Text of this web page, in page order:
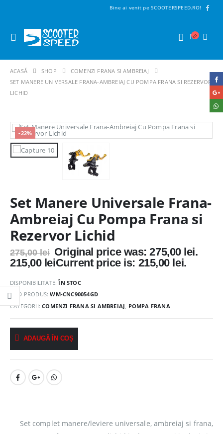
Bine ai venit pe SCOOTERSPEED.RO!
ACASĂ SHOP
COMENZI FRANA SI AMBREIAJ
SET MANERE UNIVERSALE FRANA-AMBREIAJ CU POMPA FRANA SI REZERVOR
LICHID
-22%
Set Manere Universale Frana-
Ambreiaj Cu Pompa Frana si
Rezervor Lichid
275,00lei Original price was: 275,00 lei.
215,00 leiCurrent price is: 215,00 lei.
DISPONIBILITATE:ÎN STOC
COD PRODUS:WM-CNC90054GD
CATEGORII:COMENZI FRANA SI AMBREIAJ POMPA FRANA
ADAUGĂ ÎN COȘ
Set complet manere/leviere universale, ambreiaj si frana,